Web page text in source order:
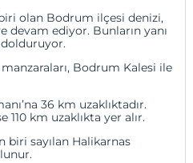
olan Bodrum ilçesi denizi,
devam ediyor. Bunların yanı
Bodrum Kalesi ile
36 km uzaklıktadır.
km uzaklıkta yer alır.
biri sayılan Halikarnas